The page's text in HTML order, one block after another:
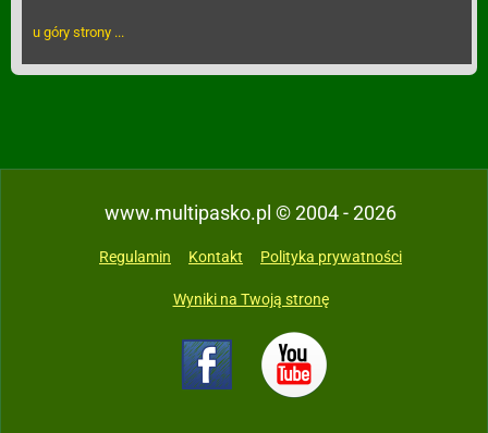
u góry strony ...
www.multipasko.pl © 2004 - 2026
Regulamin Kontakt Polityka prywatności
Wyniki na Twoją stronę